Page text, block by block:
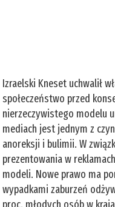
Izraelski Kneset uchwalił
społeczeństwo przed
nierzeczywistego modelu
mediach jest jednym z
anoreksji i bulimii. W
prezentowania w
modeli. Nowe prawo ma
wypadkami zaburzeń